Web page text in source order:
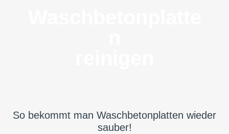
So bekommt man Waschbetonplatten wieder
sauber!